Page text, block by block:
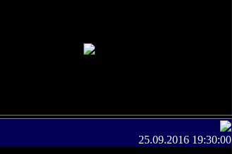
25.09.2016 19:30:00